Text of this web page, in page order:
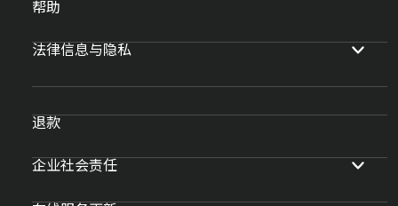
帮助
法律信息与隐私
退款
企业社会责任